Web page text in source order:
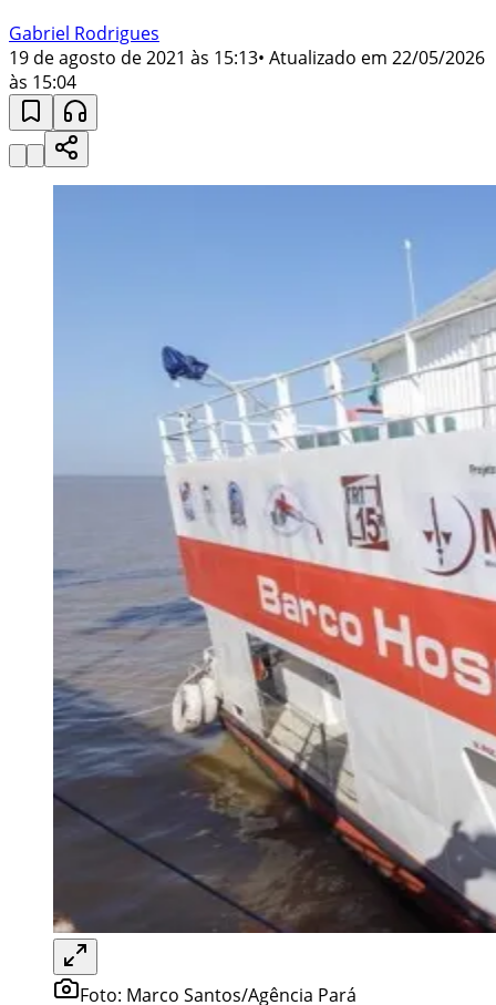
Gabriel Rodrigues
19 de agosto de 2021 às 15:13• Atualizado em 22/05/2026
às 15:04
Foto: Marco Santos/Agência Pará